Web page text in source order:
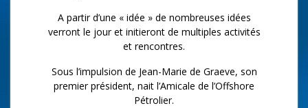
A partir d’une « idée » de nombreuses idées
verront le jour et initieront de multiples activités
et rencontres.
Sous l’impulsion de Jean-Marie de Graeve, son
premier président, nait l’Amicale de l’Offshore
Pétrolier.